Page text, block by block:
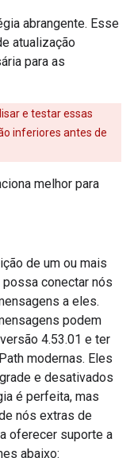
abrangente. Esse
atualização
para as
e testar essas
inferiores antes de
melhor para
de um ou mais
conectar nós
a eles.
podem
4.53.01 e ter
modernas. Eles
e desativados
é perfeita, mas
nós extras de
oferecer suporte a
abaixo: